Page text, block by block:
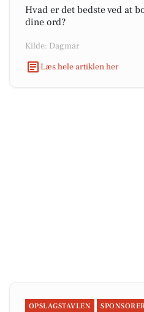
Hvad er det bedste ved at
dine ord?
Kilde: Dagmar
Læs hele artiklen her
OPSLAGSTAVLEN